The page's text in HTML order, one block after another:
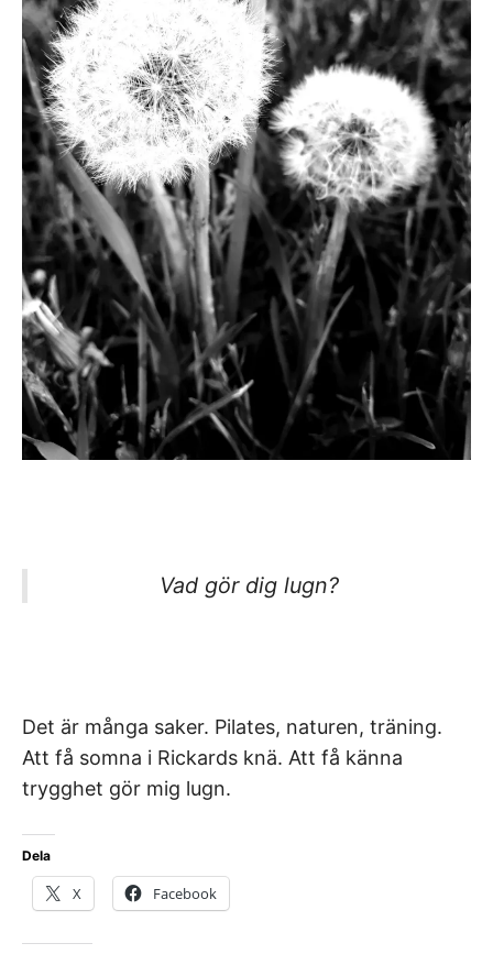
Vad gör dig lugn?
Det är många saker. Pilates, naturen, träning.
Att få somna i Rickards knä. Att få känna
trygghet gör mig lugn.
Dela
X Facebook